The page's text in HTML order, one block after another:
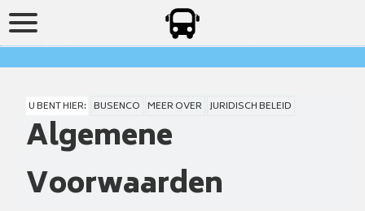
U BENT HIER: BUSENCO MEER OVER JURIDISCH BELEID
Algemene
Voorwaarden